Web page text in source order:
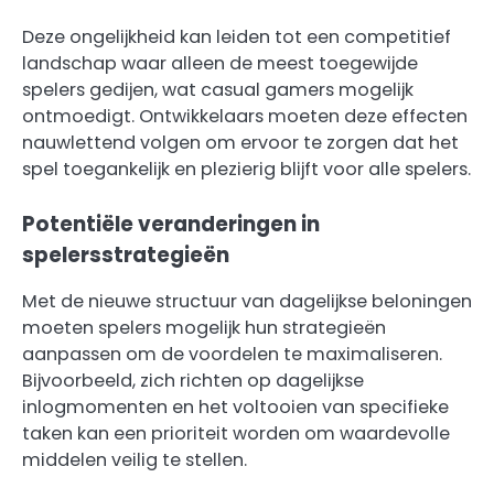
Deze ongelijkheid kan leiden tot een competitief
landschap waar alleen de meest toegewijde
spelers gedijen, wat casual gamers mogelijk
ontmoedigt. Ontwikkelaars moeten deze effecten
nauwlettend volgen om ervoor te zorgen dat het
spel toegankelijk en plezierig blijft voor alle spelers.
Potentiële veranderingen in
spelersstrategieën
Met de nieuwe structuur van dagelijkse beloningen
moeten spelers mogelijk hun strategieën
aanpassen om de voordelen te maximaliseren.
Bijvoorbeeld, zich richten op dagelijkse
inlogmomenten en het voltooien van specifieke
taken kan een prioriteit worden om waardevolle
middelen veilig te stellen.